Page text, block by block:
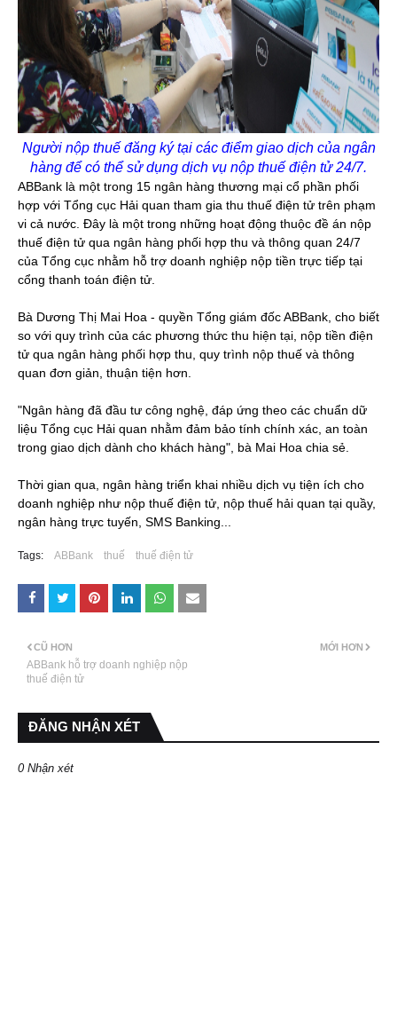
Người nộp thuế đăng ký tại các điểm giao dịch của ngân
hàng để có thể sử dụng dịch vụ nộp thuế điện tử 24/7.
ABBank là một trong 15 ngân hàng thương mại cổ phần phối
hợp với Tổng cục Hải quan tham gia thu thuế điện tử trên phạm
vi cả nước. Đây là một trong những hoạt động thuộc đề án nộp
thuế điện tử qua ngân hàng phối hợp thu và thông quan 24/7
của Tổng cục nhằm hỗ trợ doanh nghiệp nộp tiền trực tiếp tại
cổng thanh toán điện tử.
Bà Dương Thị Mai Hoa - quyền Tổng giám đốc ABBank, cho biết
so với quy trình của các phương thức thu hiện tại, nộp tiền điện
tử qua ngân hàng phối hợp thu, quy trình nộp thuế và thông
quan đơn giản, thuận tiện hơn.
"Ngân hàng đã đầu tư công nghệ, đáp ứng theo các chuẩn dữ
liệu Tổng cục Hải quan nhằm đảm bảo tính chính xác, an toàn
trong giao dịch dành cho khách hàng", bà Mai Hoa chia sẻ.
Thời gian qua, ngân hàng triển khai nhiều dịch vụ tiện ích cho
doanh nghiệp như nộp thuế điện tử, nộp thuế hải quan tại quầy,
ngân hàng trực tuyến, SMS Banking...
Tags: ABBank thuế thuế điện tử
MỚI HƠN
CŨ HƠN
ABBank hỗ trợ doanh nghiệp nộp
thuế điện tử
ĐĂNG NHẬN XÉT
0 Nhận xét